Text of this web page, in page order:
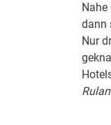
dann
Nur